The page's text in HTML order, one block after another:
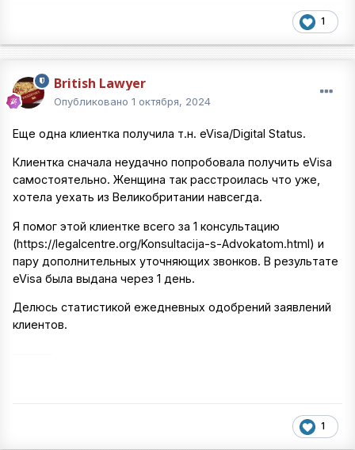
1
British Lawyer
Опубликовано 1 октября, 2024
Еще одна клиентка получила т.н. eVisa/Digital Status.
Клиентка сначала неудачно попробовала получить eVisa
самостоятельно. Женщина так расстроилась что уже,
хотела уехать из Великобритании навсегда.
Я помог этой клиентке всего за 1 консультацию
(https://legalcentre.org/Konsultacija-s-Advokatom.html) и
пару дополнительных уточняющих звонков. В результате
eVisa была выдана через 1 день.
Делюсь статистикой ежедневных одобрений заявлений
клиентов.
1